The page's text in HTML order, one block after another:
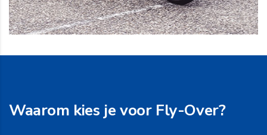
Waarom kies je voor Fly-Over?